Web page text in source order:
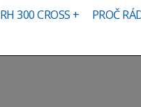
RH 300 CROSS + PROČ